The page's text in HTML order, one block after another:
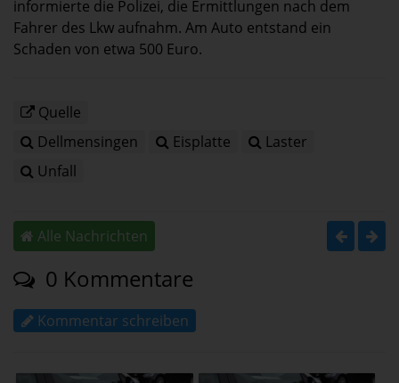
informierte die Polizei, die Ermittlungen nach dem
Fahrer des Lkw aufnahm. Am Auto entstand ein
Schaden von etwa 500 Euro.
Quelle
Dellmensingen
Eisplatte
Laster
Unfall
Alle Nachrichten
0 Kommentare
Kommentar schreiben